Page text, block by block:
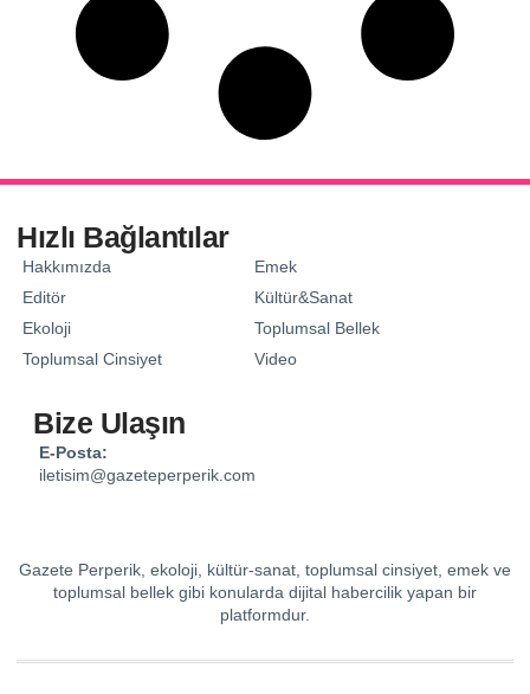
Hızlı Bağlantılar
Hakkımızda
Editör
Ekoloji
Toplumsal Cinsiyet
Emek
Kültür&Sanat
Toplumsal Bellek
Video
Bize Ulaşın
E-Posta:
iletisim@gazeteperperik.com
Gazete Perperik, ekoloji, kültür-sanat, toplumsal cinsiyet, emek ve
toplumsal bellek gibi konularda dijital habercilik yapan bir
platformdur.